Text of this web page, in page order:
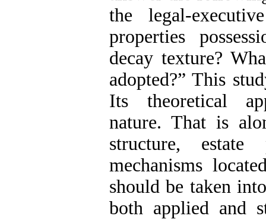
the legal-
properties
decay texture?
adopted?” This
Its theoretical
nature. That is
structure, estate
mechanisms
should be taken
both applied and